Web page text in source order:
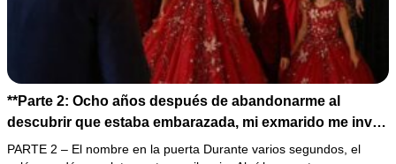
**Parte 2: Ocho años después de abandonarme al
descubrir que estaba embarazada, mi exmarido me invitó
a la cena de Navidad convencido de que podría burlarse
PARTE 2 – El nombre en la puerta Durante varios segundos, el